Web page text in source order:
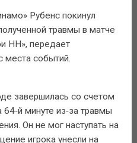
Рубенс покинул
травмы в матче
НН», передает
места событий.
завершилась со счетом
минуте из‑за травмы
Он не мог наступать на
игрока унесли на